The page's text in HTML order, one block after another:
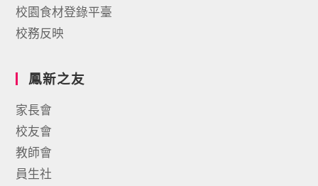
校園食材登錄平臺
校務反映
鳳新之友
家長會
校友會
教師會
員生社